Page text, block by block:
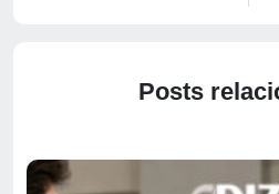
Posts